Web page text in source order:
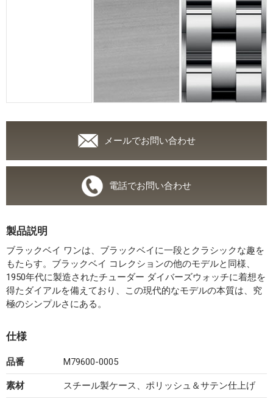
メールでお問い合わせ
電話でお問い合わせ
製品説明
ブラックベイ ワンは、ブラックベイに一段とクラシックな趣を
もたらす。ブラックベイ コレクションの他のモデルと同様、
1950年代に製造されたチューダー ダイバーズウォッチに着想を
得たダイアルを備えており、この現代的なモデルの本質は、究
極のシンプルさにある。
仕様
品番 M79600-0005
素材 スチール製ケース、ポリッシュ＆サテン仕上げ